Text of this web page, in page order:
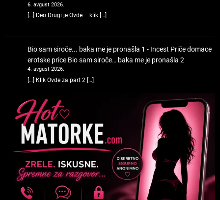
6. avgust 2026.
[…] Deo Drugi je Ovde – klik […]
Bio sam siroče... baka me je pronašla 1 - Incest Priče domace
erotske price Bio sam siroče… baka me je pronašla 2
4. avgust 2026.
[…] Klik Ovde za part 2 […]